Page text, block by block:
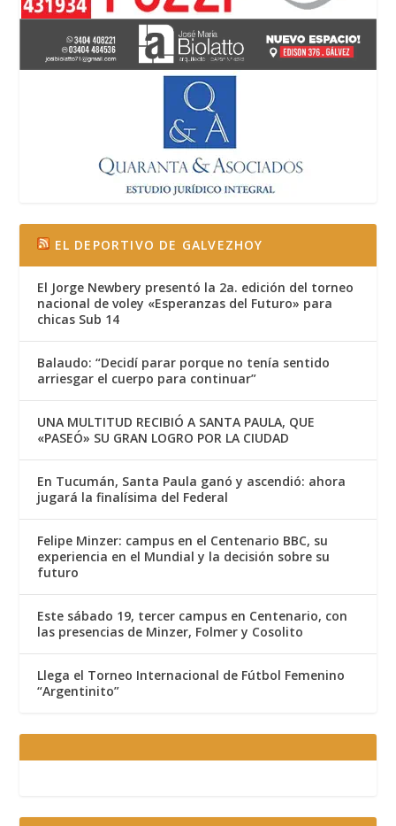
EL DEPORTIVO DE GALVEZHOY
El Jorge Newbery presentó la 2a. edición del torneo
nacional de voley «Esperanzas del Futuro» para
chicas Sub 14
Balaudo: “Decidí parar porque no tenía sentido
arriesgar el cuerpo para continuar”
UNA MULTITUD RECIBIÓ A SANTA PAULA, QUE
«PASEÓ» SU GRAN LOGRO POR LA CIUDAD
En Tucumán, Santa Paula ganó y ascendió: ahora
jugará la finalísima del Federal
Felipe Minzer: campus en el Centenario BBC, su
experiencia en el Mundial y la decisión sobre su
futuro
Este sábado 19, tercer campus en Centenario, con
las presencias de Minzer, Folmer y Cosolito
Llega el Torneo Internacional de Fútbol Femenino
“Argentinito”